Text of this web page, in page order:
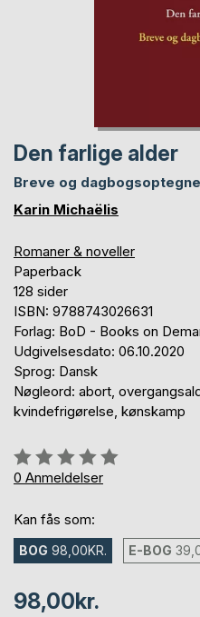
Den farlige alder
Breve og
Karin Michaëlis
Romaner & noveller
Paperback
128 sider
ISBN: 9788743026631
Forlag: BoD - Books on
Udgivelsesdato: 06.10.2020
Sprog: Dansk
Nøgleord: abort,
kvindefrigørelse, kønskamp
Anmeldelse::
0%
0 Anmeldelser
Kan fås som:
BOG 98,00KR. E-BOG
98,00kr.